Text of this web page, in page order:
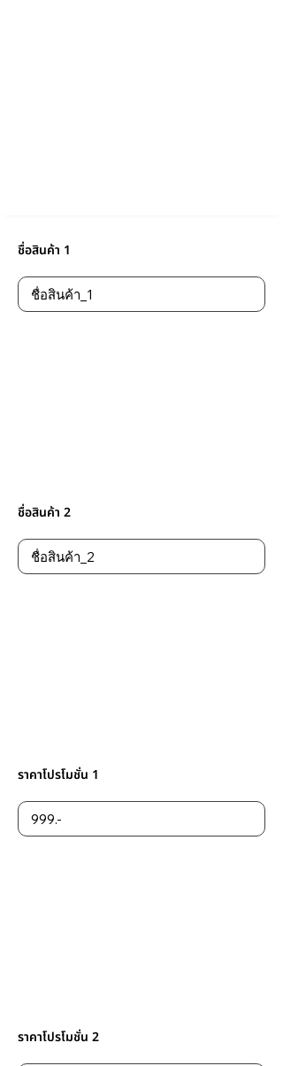
ชื่อสินค้า 1
ชื่อสินค้า 2
ราคาโปรโมชั่น 1
ราคาโปรโมชั่น 2